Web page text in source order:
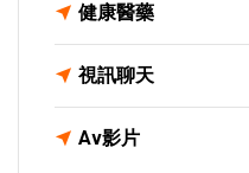
健康醫藥
視訊聊天
Av影片